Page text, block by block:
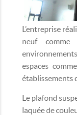
L’entreprise
neuf comme
espaces
établissements
Le plafond
laquée de